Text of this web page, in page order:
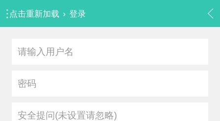
点击重新加载 › 登录
安全提问(未设置请忽略)